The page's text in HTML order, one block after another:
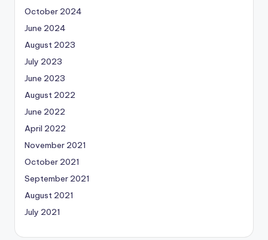
October 2024
June 2024
August 2023
July 2023
June 2023
August 2022
June 2022
April 2022
November 2021
October 2021
September 2021
August 2021
July 2021